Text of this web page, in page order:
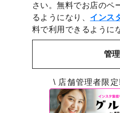
さい。無料でお店のペ
るようになり、 インス
料で利用できるように
管
\ 店舗管理者限